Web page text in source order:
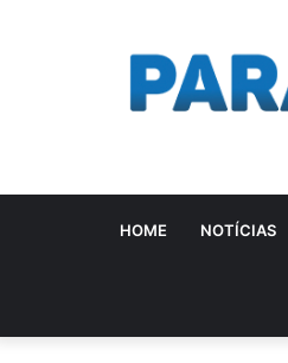
HOME NOTÍCIAS